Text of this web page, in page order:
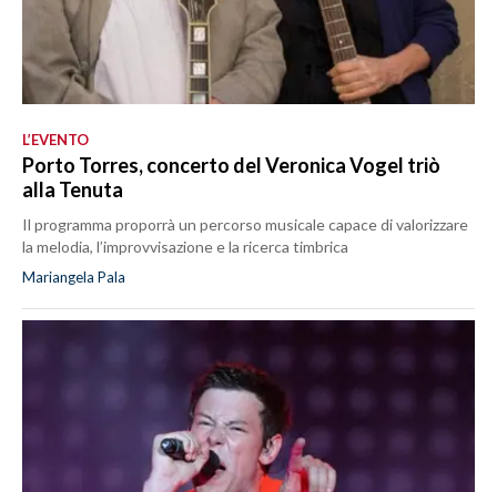
L’EVENTO
Porto Torres, concerto del Veronica Vogel triò
alla Tenuta
Il programma proporrà un percorso musicale capace di valorizzare
la melodia, l’improvvisazione e la ricerca timbrica
Mariangela Pala